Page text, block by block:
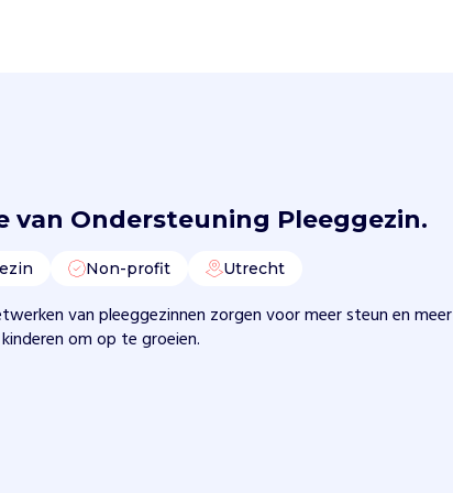
van Ondersteuning Pleeggezin.
Non-profit Utrecht
van pleeggezinnen zorgen voor meer steun en meer
om op te groeien.